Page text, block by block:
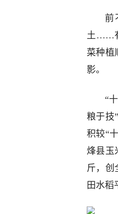
前
土……
菜种植
影。
“
粮于技
积较“
烽县玉
斤，创
田水稻